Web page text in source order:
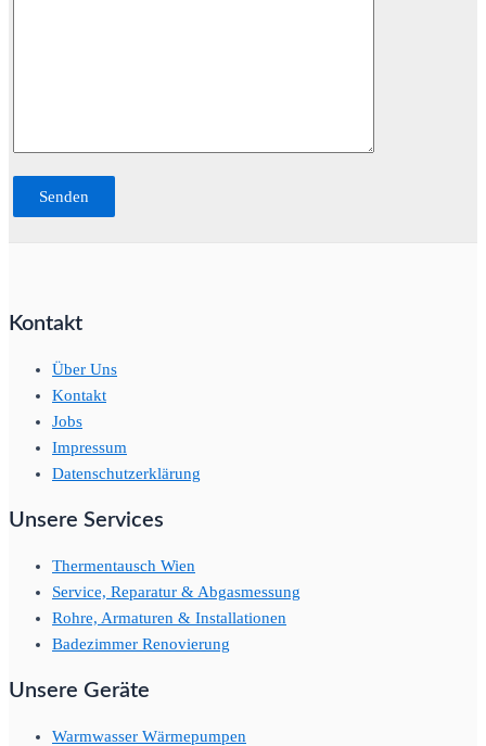
Kontakt
Über Uns
Kontakt
Jobs
Impressum
Datenschutzerklärung
Unsere Services
Thermentausch Wien
Service, Reparatur & Abgasmessung
Rohre, Armaturen & Installationen
Badezimmer Renovierung
Unsere Geräte
Warmwasser Wärmepumpen